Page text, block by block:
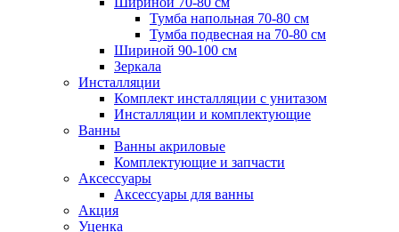
Тумба напольная 70-80 см
Тумба подвесная на 70-80 см
Шириной 90-100 см
Зеркала
Инсталляции
Комплект инсталляции с унитазом
Инсталляции и комплектующие
Ванны
Ванны акриловые
Комплектующие и запчасти
Аксессуары
Аксеcсуары для ванны
Акция
Уценка